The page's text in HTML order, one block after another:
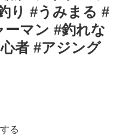
り #うみまる #
マン #釣れな
者 #アジング
る